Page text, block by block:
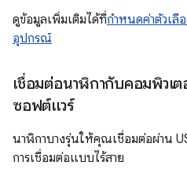
ดูข้อมูลเพิ่มเติมได้ที่กำหนดค่าตัวเ
อุปกรณ์
เชื่อมต่อนาฬิกากับคอมพิวเ
ซอฟต์แวร์
นาฬิกาบางรุ่นให้คุณเชื่อมต่อผ่าน
การเชื่อมต่อแบบไร้สาย